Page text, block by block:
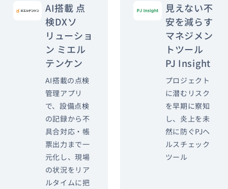
AI搭載 点
検DXソ
リューショ
ン ミエル
テンケン
AI搭載の点検
管理アプリ
で、設備点検
の記録から不
具合対応・帳
票出力まで一
元化し、現場
の状況をリア
ルタイムに把
見えない不
安を減らす
マネジメン
トツール
PJ Insight
プロジェクト
に潜むリスク
を早期に察知
し、炎上を未
然に防ぐPJヘ
ルスチェック
ツール